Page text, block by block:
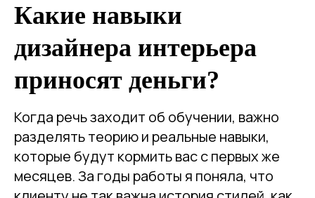
Какие навыки
дизайнера интерьера
приносят деньги?
Когда речь заходит об обучении, важно
разделять теорию и реальные навыки,
которые будут кормить вас с первых же
месяцев. За годы работы я поняла, что